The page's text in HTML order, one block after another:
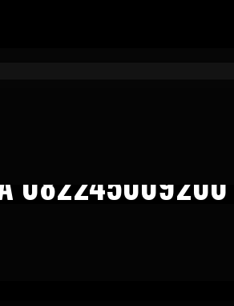
082245009200